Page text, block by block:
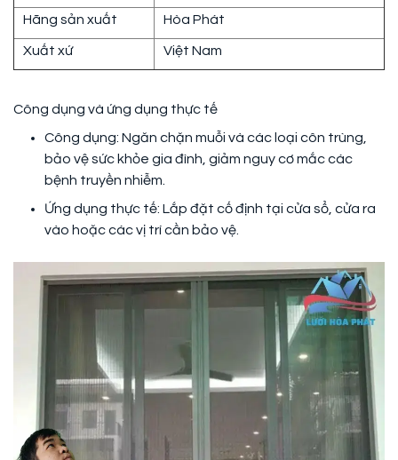
Hãng sản xuất Hòa Phát
Xuất xứ Việt Nam
Công dụng và ứng dụng thực tế
Công dụng: Ngăn chặn muỗi và các loại côn trùng,
bảo vệ sức khỏe gia đình, giảm nguy cơ mắc các
bệnh truyền nhiễm.
Ứng dụng thực tế: Lắp đặt cố định tại cửa sổ, cửa ra
vào hoặc các vị trí cần bảo vệ.